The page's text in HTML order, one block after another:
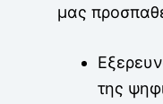
μας
της